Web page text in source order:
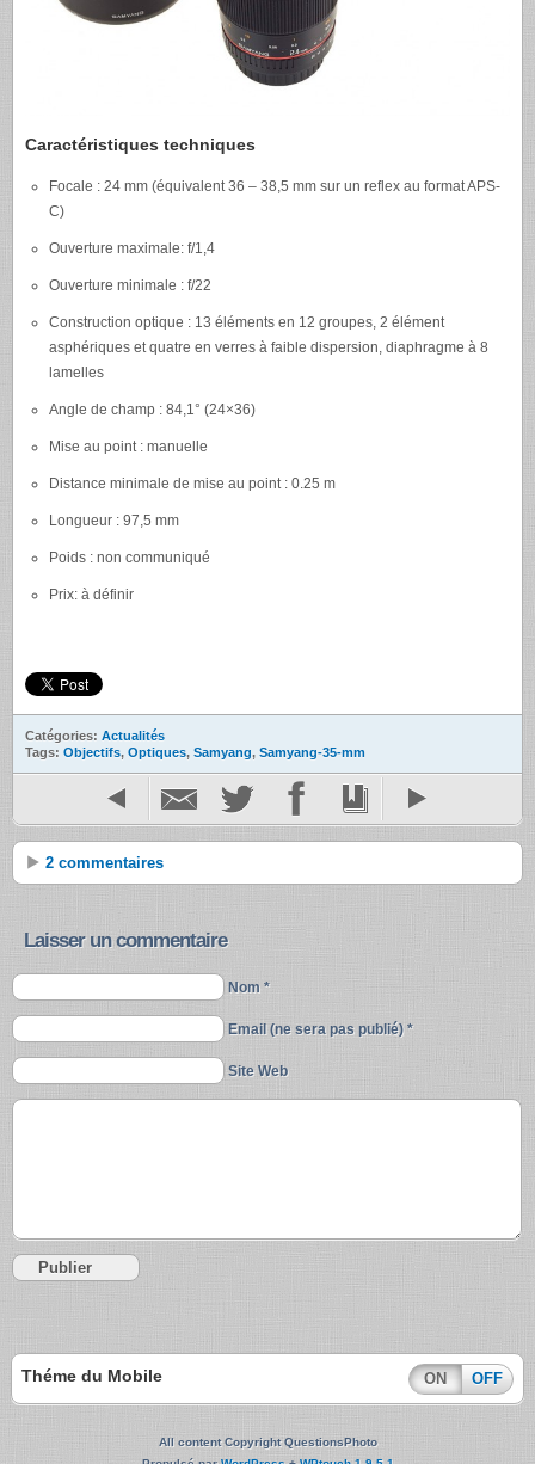
Caractéristiques techniques
Focale : 24 mm (équivalent 36 – 38,5 mm sur un reflex au formatAPS-
C)
Ouverture maximale: f/1,4
Ouverture minimale : f/22
Construction optique : 13 éléments en 12 groupes, 2 élément
asphériques et quatre en verres à faible dispersion, diaphragme à 8
lamelles
Angle de champ : 84,1° (24×36)
Mise au point : manuelle
Distance minimale de mise au point : 0.25 m
Longueur : 97,5 mm
Poids : non communiqué
Prix: à définir
Catégories: Actualités
Tags: Objectifs, Optiques, Samyang, Samyang-35-mm
2 commentaires
Laisser un commentaire
Nom *
Email (ne sera pas publié) *
Site Web
Théme du Mobile ON OFF
All content Copyright QuestionsPhoto